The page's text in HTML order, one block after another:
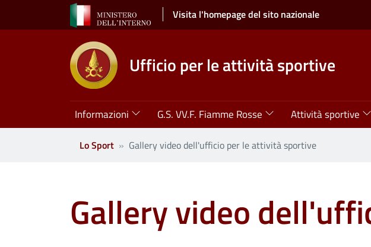
Salta al contenuto principale Visita l'homepage del sito nazionale
Ufficio per le attività sportive
Navigazione principale
Informazioni G.S. VV.F. Fiamme Rosse Attività sportive
Lo Sport Gallery video dell'ufficio per le attività sportive
Gallery video